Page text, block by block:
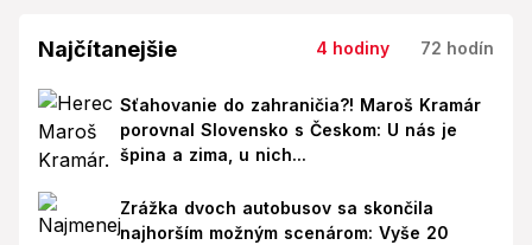
Najčítanejšie 4 hodiny 72 hodín
Sťahovanie do zahraničia?! Maroš Kramár
porovnal Slovensko s Českom: U nás je
špina a zima, u nich...
Zrážka dvoch autobusov sa skončila
najhorším možným scenárom: Vyše 20